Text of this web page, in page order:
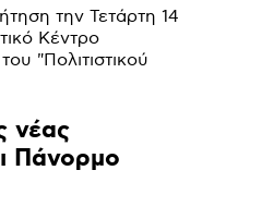
την Τετάρτη 14
Κέντρο
"Πολιτιστικού
νέας
Πάνορμο